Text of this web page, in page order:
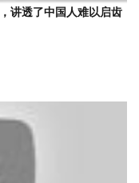
讲透了中国人难以启齿